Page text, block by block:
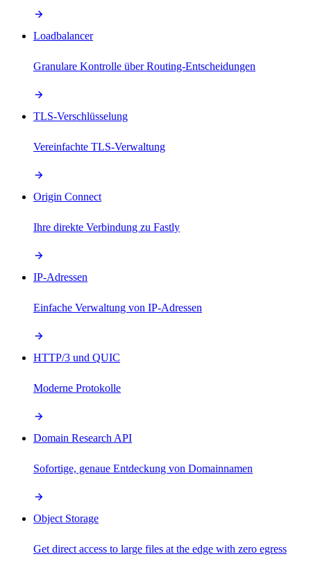
Loadbalancer
Granulare Kontrolle über Routing-Entscheidungen
TLS-Verschlüsselung
Vereinfachte TLS-Verwaltung
Origin Connect
Ihre direkte Verbindung zu Fastly
IP-Adressen
Einfache Verwaltung von IP-Adressen
HTTP/3 und QUIC
Moderne Protokolle
Domain Research API
Sofortige, genaue Entdeckung von Domainnamen
Object Storage
Get direct access to large files at the edge with zero egress